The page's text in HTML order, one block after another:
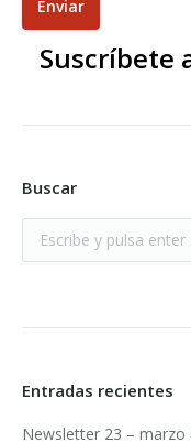
Enviar
Suscríbete
Buscar
Entradas recientes
Newsletter 23 – marzo